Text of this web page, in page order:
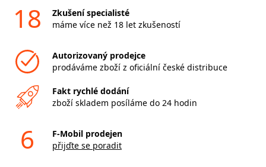
18
Zkušení specialisté
máme více než 18 let zkušeností
Autorizovaný prodejce
prodáváme zboží z oficiální české distribuce
Fakt rychlé dodání
zboží skladem posíláme do 24 hodin
6
F-Mobil prodejen
přijďte se poradit